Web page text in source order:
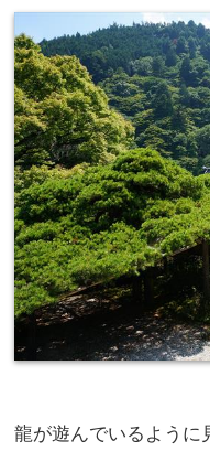
龍が遊んでいるように